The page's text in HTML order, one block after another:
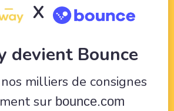
de la Gare de Chalon-sur-
d'entreposer vos bagages et vos
X
devient Bounce
milliers de consignes
sur bounce.com